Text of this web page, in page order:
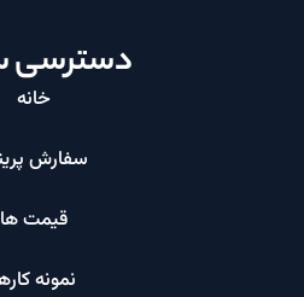
دسترسی
خانه
سفارش
قیمت ها
نمونه